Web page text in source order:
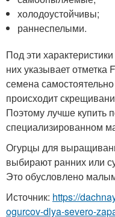
холодоустойчивы;
раннеспелыми.
Под эти
них указывает отметка
семена
происходит
Поэтому лучше купить
специализированном
Огурцы для
выбирают ранних или
Это обусловлено
Источник: https://
ogurcov-dlya-severo-